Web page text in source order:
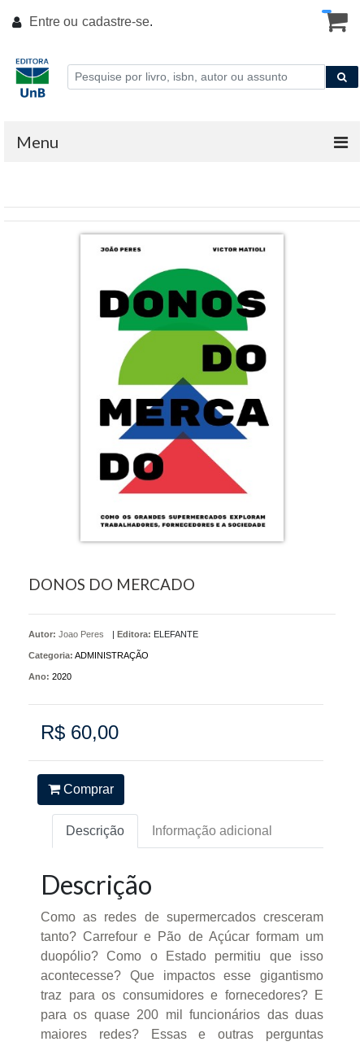
Entre ou cadastre-se.
Menu
DONOS DO MERCADO
Autor: Joao Peres | Editora: ELEFANTE
Categoria: ADMINISTRAÇÃO
Ano: 2020
R$ 60,00
Comprar
Descrição Informação adicional
Descrição
Como as redes de supermercados cresceram
tanto? Carrefour e Pão de Açúcar formam um
duopólio? Como o Estado permitiu que isso
acontecesse? Que impactos esse gigantismo
traz para os consumidores e fornecedores? E
para os quase 200 mil funcionários das duas
maiores redes? Essas e outras perguntas